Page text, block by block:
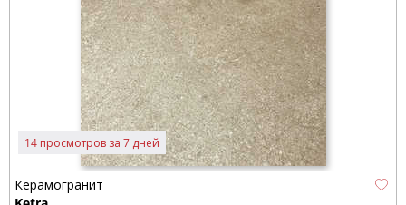
14 просмотров за 7 дней
Керамогранит